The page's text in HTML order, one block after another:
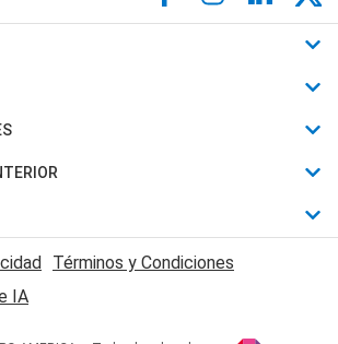
Términos y Condiciones
IA